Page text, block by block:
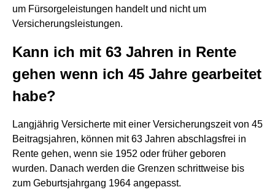
um Fürsorgeleistungen handelt und nicht um
Versicherungsleistungen.
Kann ich mit 63 Jahren in Rente
gehen wenn ich 45 Jahre gearbeitet
habe?
Langjährig Versicherte mit einer Versicherungszeit von 45
Beitragsjahren, können mit 63 Jahren abschlagsfrei in
Rente gehen, wenn sie 1952 oder früher geboren
wurden. Danach werden die Grenzen schrittweise bis
zum Geburtsjahrgang 1964 angepasst.